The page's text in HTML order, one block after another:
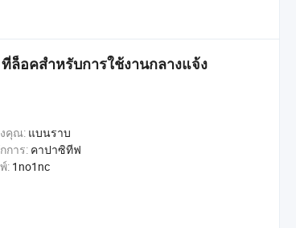
ล็อคสำหรับการใช้งานกลางแจ้ง
คุณ: แบนราบ
การ: คาปาซิทีฟ
: 1no1nc